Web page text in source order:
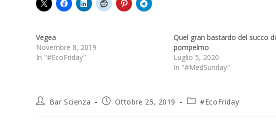
Vegea
Novembre 8, 2019
In "#EcoFriday"
Quel gran bastardo del succo di
pompelmo
Luglio 5, 2020
In "#MedSunday"
Bar Scienza Ottobre 25, 2019 #EcoFriday